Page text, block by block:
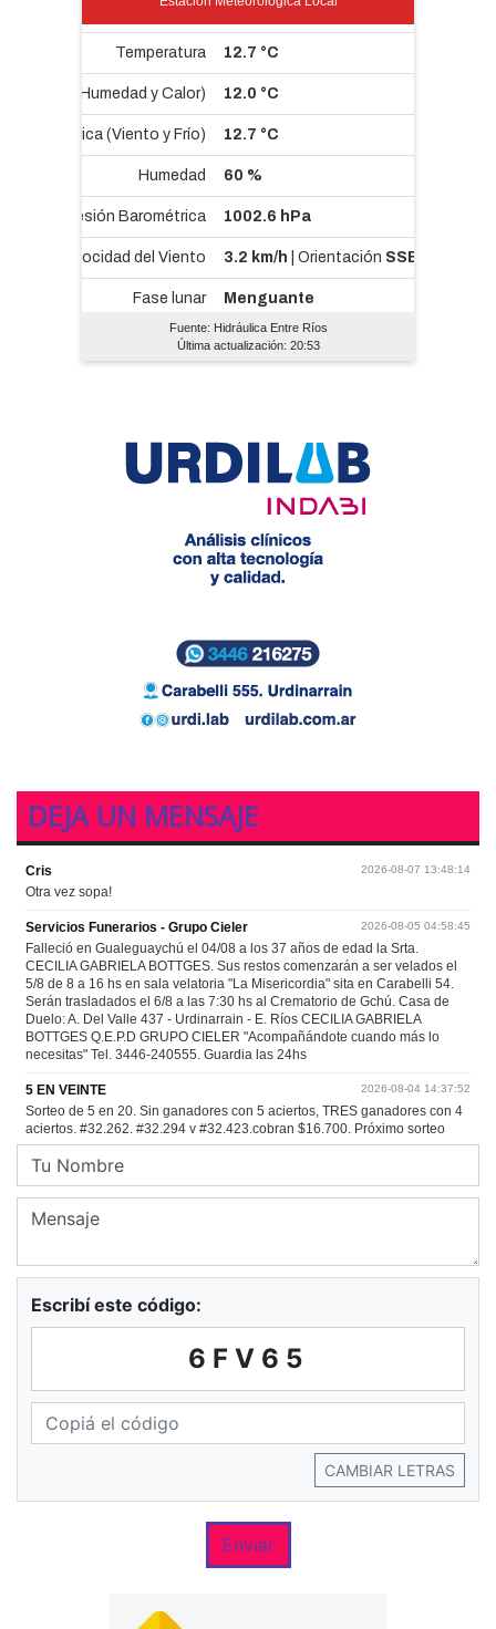
Fuente: Hidráulica Entre Ríos
Última actualización: 20:53
DEJA UN MENSAJE
Escribí este código:
6FV65
CAMBIAR LETRAS